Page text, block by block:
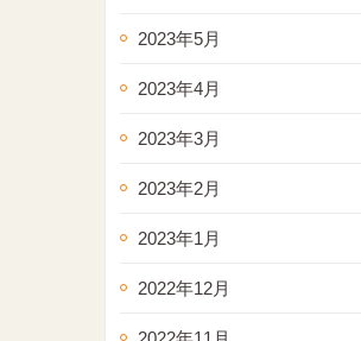
2023年5月
2023年4月
2023年3月
2023年2月
2023年1月
2022年12月